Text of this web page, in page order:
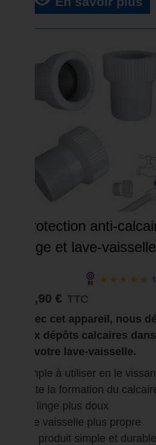
Protection anti-
linge et lave-vaisselle
29,90 € TTC
Avec cet appareil, nous
aux dépôts calcaires
et votre lave-vaisselle.
simple à utiliser en le
évite la formation du
un linge plus doux
une vaisselle plus propre
Un produit simple et durable